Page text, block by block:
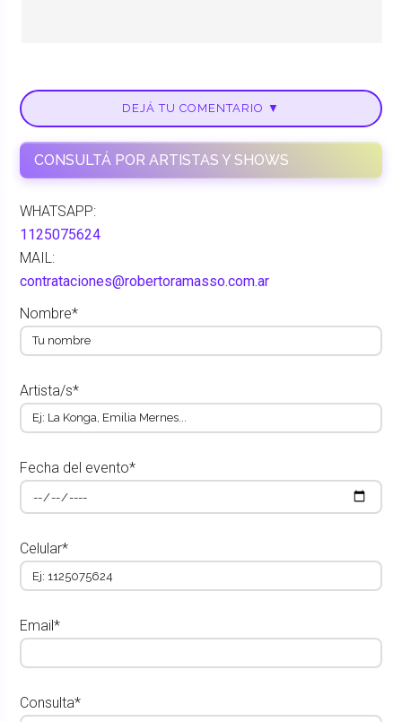
DEJÁ TU COMENTARIO ▼
CONSULTÁ POR ARTISTAS Y SHOWS
WHATSAPP:
1125075624
MAIL:
contrataciones@robertoramasso.com.ar
Nombre*
Artista/s*
Fecha del evento*
Celular*
Email*
Consulta*